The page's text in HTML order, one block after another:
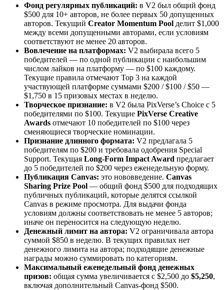
Фонд регулярных публикаций: в V2 был общий фонд
$500 для 10+ авторов, не более первых 50 допущенных
авторов. Текущий Creator Momentum Pool делит $1,000
между всеми допущенными авторами, если условиям
соответствуют не менее 20 авторов.
Вовлечение на платформах: V2 выбирала всего 5
победителей — по одной публикации с наибольшим
числом лайков на платформу — по $100 каждому.
Текущие правила отмечают Top 3 на каждой
участвующей платформе суммами $200 / $100 / $50 —
$1,750 в 15 призовых местах в неделю.
Творческое признание: в V2 была PixVerse’s Choice с 5
победителями по $100. Текущие PixVerse Creative
Awards отмечают 10 победителей по $100 через
сменяющиеся творческие номинации.
Признание длинного формата: V2 предлагала 5
победителям по $200 и требовала одобрения Special
Support. Текущая Long-Form Impact Award предлагает
до 5 победителей по $200 через еженедельную форму.
Публикация Canvas: это нововведение. Canvas
Sharing Prize Pool — общий фонд $500 для подходящих
публичных публикаций, которые делятся ссылкой
Canvas в режиме просмотра. Для выдачи фонда
условиям должны соответствовать не менее 5 авторов;
иначе он переносится на следующую неделю.
Денежный лимит на автора: V2 ограничивала автора
суммой $850 в неделю. В текущих правилах нет
денежного лимита на автора; подходящие денежные
награды можно суммировать по категориям.
Максимальный еженедельный фонд денежных
призов: общая сумма увеличивается с $2,500 до $5,250,
включая дополнительный Canvas-фонд $500.